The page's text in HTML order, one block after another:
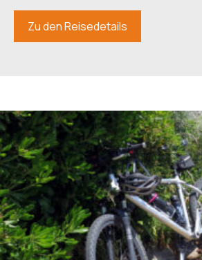
Zu den Reisedetails